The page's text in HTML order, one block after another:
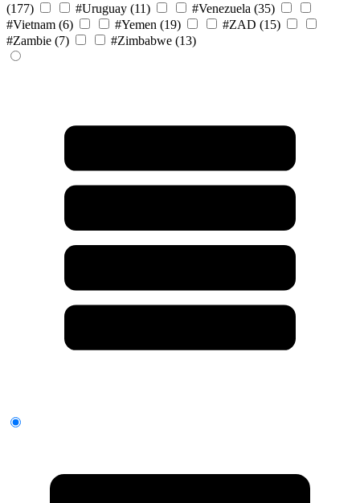
(177)
#Uruguay (11) #Venezuela (35)
#Vietnam (6) #Yemen (19) #ZAD (15)
#Zambie (7) #Zimbabwe (13)